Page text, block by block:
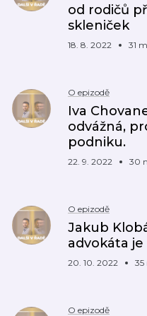
od rodičů
skleniček
18. 8. 2022 31
O epizodě
Iva
odvážná,
podniku.
22. 9. 2022 30
O epizodě
Jakub
advokáta
20. 10. 2022 35
O epizodě